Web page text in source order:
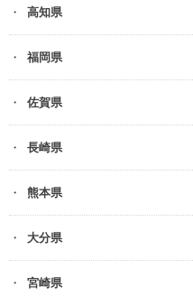
高知県
福岡県
佐賀県
長崎県
熊本県
大分県
宮崎県